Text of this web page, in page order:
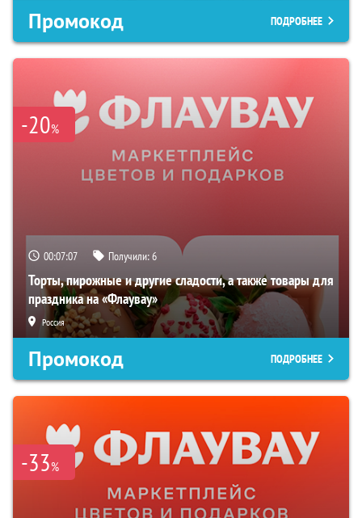
Промокод ПОДРОБНЕЕ
-20%
00:07:07 Получили:6
Торты, пирожные и другие сладости, а также товары для
праздника на «Флаувау»
Россия
Промокод ПОДРОБНЕЕ
-33%